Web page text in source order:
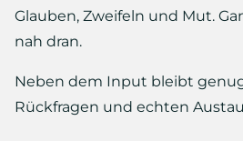
Glauben, Zweifeln und Mut.
nah dran.
Neben dem Input bleibt
Rückfragen und echten